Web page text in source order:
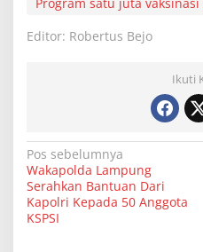
Program satu juta
Editor: Robertus Bejo
Ikuti
N
a
v
Pos sebelumnya
Wakapolda Lampung
Serahkan Bantuan Dari
Kapolri Kepada 50 Anggota
KSPSI